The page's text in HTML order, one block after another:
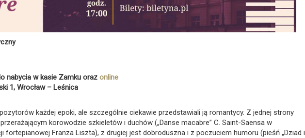
nabycia w kasie Zamku oraz online
1, Wrocław – Leśnica
każdej epoki, ale szczególnie ciekawie przedstawiali ją romantycy. Z jednej strony
korowodzie szkieletów i duchów („Danse macabre” C. Saint-Saensa w
fortepianowej Franza Liszta), z drugiej jest dobroduszna i z poczuciem humoru (pieśń „Dziad i